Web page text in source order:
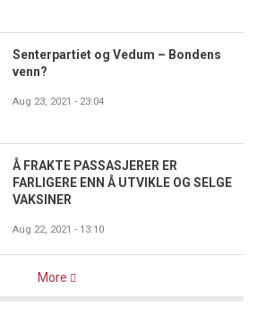
Senterpartiet og Vedum – Bondens
venn?
Aug 23, 2021 - 23:04
Å FRAKTE PASSASJERER ER
FARLIGERE ENN Å UTVIKLE OG SELGE
VAKSINER
Aug 22, 2021 - 13:10
More